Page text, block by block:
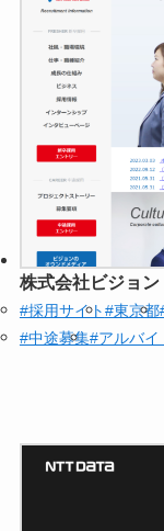
株式会社ビジョン
#採用サイト#東京都
#中途募集#アルバイ